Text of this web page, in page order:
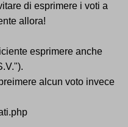
di esprimere i voti a
allora!
esprimere anche
alcun voto invece